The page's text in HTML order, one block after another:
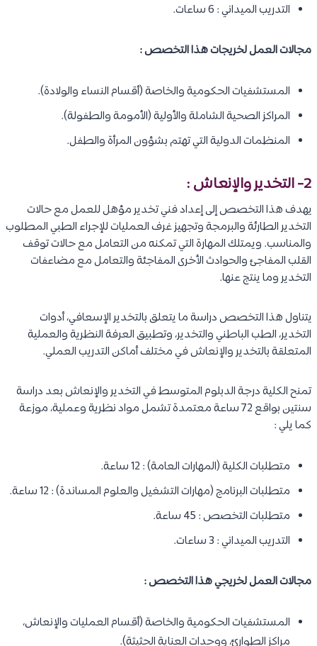
التدريب الميداني : 6 ساعات.
مجالات العمل لخريجات هذا التخصص :
المستشفيات الحكومية والخاصة (أقسام النساء والولادة).
المراكز الصحية الشاملة والأولية (الأمومة والطفولة).
المنظمات الدولية التي تهتم بشؤون المرأة والطفل.
2- التخدير والإنعاش :
يهدف هذا التخصص إلى إعداد فني تخدير مؤهل للعمل مع حالات
التخدير الطارئة والبرمجة وتجهيز غرف العمليات للإجراء الطبي المطلوب
والمناسب. ويمتلك المهارة التي تمكنه من التعامل مع حالات توقف
القلب المفاجئ والحوادث الأخرى المفاجئة والتعامل مع مضاعفات
التخدير وما ينتج عنها.
يتناول هذا التخصص دراسة ما يتعلق بالتخدير الإسعافي، أدوات
التخدير، الطب الباطني والتخدير، وتطبيق العرفة النظرية والعملية
المتعلقة بالتخدير والإنعاش في مختلف أماكن التدريب العملي.
تمنح الكلية درجة الدبلوم المتوسط في التخدير والإنعاش بعد دراسة
سنتين بواقع 72 ساعة معتمدة تشمل مواد نظرية وعملية، موزعة
كما يلي :
متطلبات الكلية (المهارات العامة) : 12 ساعة.
متطلبات البرنامج (مهارات التشغيل والعلوم المساندة) : 12 ساعة.
متطلبات التخصص : 45 ساعة.
التدريب الميداني : 3 ساعات.
مجالات العمل لخريجي هذا التخصص :
المستشفيات الحكومية والخاصة (أقسام العمليات والإنعاش،
مراكز الطوارئ، ووحدات العناية الحثيثة).